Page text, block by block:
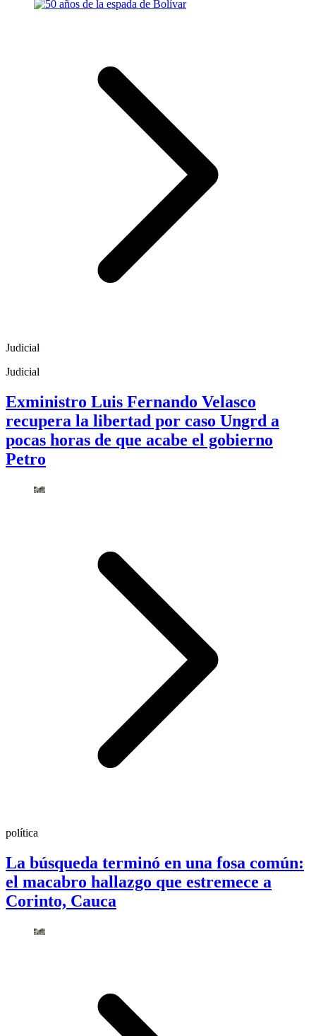
Judicial
Judicial
Exministro Luis Fernando Velasco
recupera la libertad por caso Ungrd a
pocas horas de que acabe el gobierno
Petro
política
La búsqueda terminó en una fosa común:
el macabro hallazgo que estremece a
Corinto, Cauca